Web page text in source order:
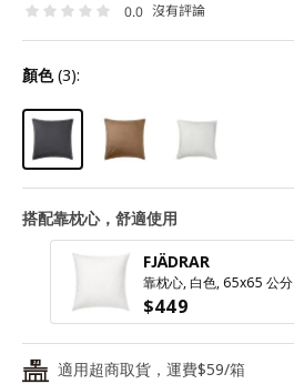
0.0 沒有評論
顏色(3):
搭配靠枕心，舒適使用
FJÄDRAR
靠枕心, 白色, 65x65 公分
$449
24 適用超商取貨，運費$59/箱